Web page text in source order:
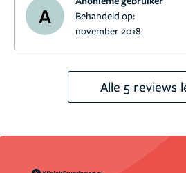
A
Behandeld op:
november 2018
Alle 5 reviews